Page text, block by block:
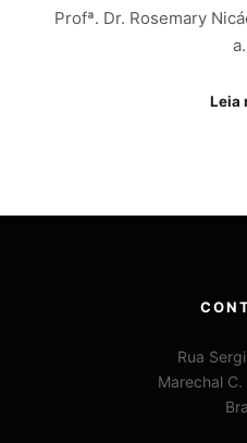
Profª. Dr. Rosemary
Leia
Rua
Marechal C.